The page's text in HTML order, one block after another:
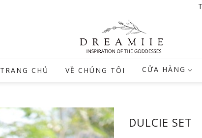
TRANG CHỦ VỀ CHÚNG TÔI CỬA HÀNG
DULCIE SET